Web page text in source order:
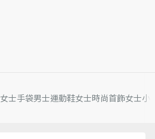
女士手袋男士運動鞋女士時尚首飾女士小